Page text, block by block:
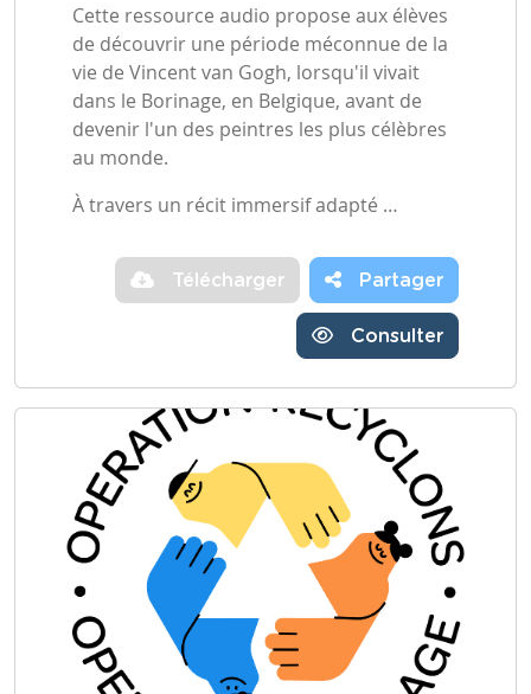
Cette ressource audio propose aux élèves
de découvrir une période méconnue de la
vie de Vincent van Gogh, lorsqu'il vivait
dans le Borinage, en Belgique, avant de
devenir l'un des peintres les plus célèbres
au monde.
À travers un récit immersif adapté …
Télécharger Partager
Consulter